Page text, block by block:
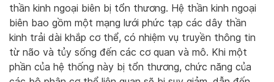
thần kinh ngoại biên bị tổn thương. Hệ thần kinh ngoại
biên bao gồm một mạng lưới phức tạp các dây thần
kinh trải dài khắp cơ thể, có nhiệm vụ truyền thông tin
từ não và tủy sống đến các cơ quan và mô. Khi một
phần của hệ thống này bị tổn thương, chức năng của